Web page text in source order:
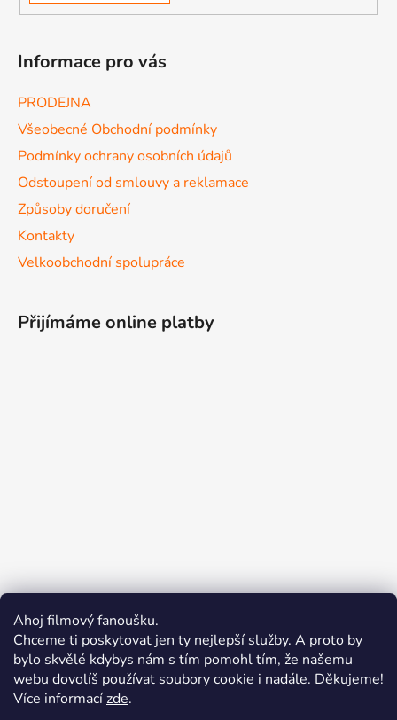
Ahoj filmový fanoušku.
Chceme ti poskytovat jen ty nejlepší služby. A proto by
bylo skvělé kdybys nám s tím pomohl tím, že našemu
webu dovolíš používat soubory cookie i nadále. Děkujeme!
Více informacízde.
Informace pro vás
PRODEJNA
Všeobecné Obchodní podmínky
Podmínky ochrany osobních údajů
Odstoupení od smlouvy a reklamace
Způsoby doručení
Kontakty
Velkoobchodní spolupráce
Přijímáme online platby